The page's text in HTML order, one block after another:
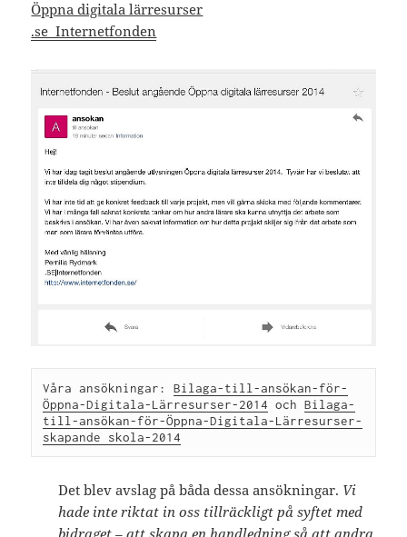
Öppna digitala lärresurser
.se Internetfonden
Våra ansökningar: Bilaga-till-ansökan-för-
Öppna-Digitala-Lärresurser-2014 och Bilaga-
till-ansökan-för-Öppna-Digitala-Lärresurser-
skapande skola-2014
Det blev avslag på båda dessa ansökningar. Vi
hade inte riktat in oss tillräckligt på syftet med
bidraget – att skapa en handledning så att andra